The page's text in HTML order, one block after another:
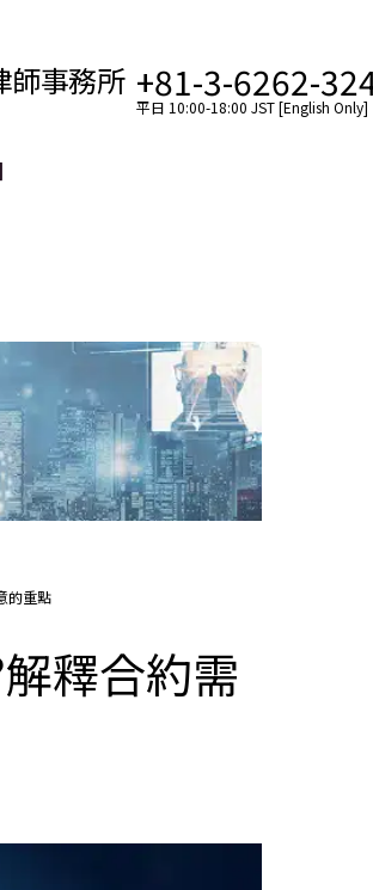
師事務所 +81-3-6262-
平日 10:00-18:00 JST [English Only]
緩解聲譽損害
的重點
釋合約需